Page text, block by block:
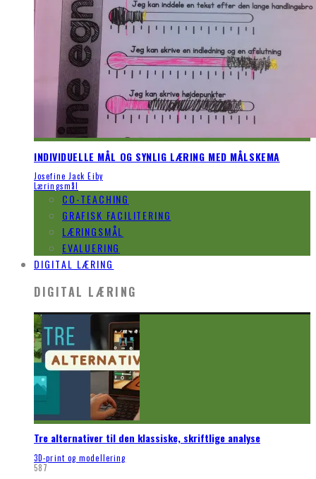
INDIVIDUELLE MÅL OG SYNLIG LÆRING MED MÅLSKEMA
Josefine Jack Eiby
Læringsmål
CO-TEACHING
GRAFISK FACILITERING
LÆRINGSMÅL
EVALUERING
DIGITAL LÆRING
DIGITAL LÆRING
Tre alternativer til den klassiske, skriftlige analyse
3D-print og modellering
587